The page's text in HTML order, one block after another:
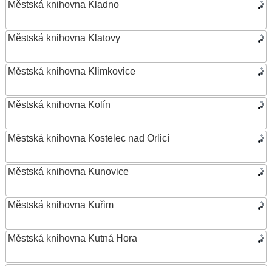
Městská knihovna Kladno
Městská knihovna Klatovy
Městská knihovna Klimkovice
Městská knihovna Kolín
Městská knihovna Kostelec nad Orlicí
Městská knihovna Kunovice
Městská knihovna Kuřim
Městská knihovna Kutná Hora